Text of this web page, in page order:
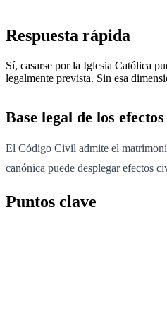
Respuesta rápida
Sí, casarse por la Iglesia Católica
legalmente prevista. Sin esa
Base legal de los
El Código Civil admite el
canónica puede desplegar efectos
Puntos clave